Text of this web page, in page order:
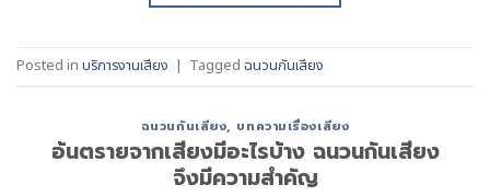
Posted in บริการงานเสียง | Tagged ฉนวนกันเสียง
ฉนวนกันเสียง, บทความเรื่องเสียง
อ้นตรายจากเสียงมีอะไรบ้าง ฉนวนกันเสียง
จึงมีความสำคัญ